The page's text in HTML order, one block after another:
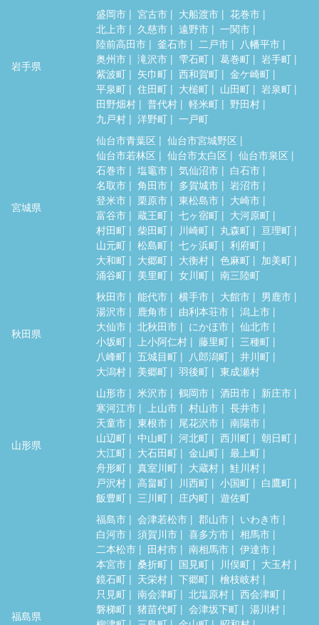
岩手県
盛岡市 宮古市 大船渡市
花巻市
北上市
久慈市 遠野市
一関市
陸前高田市
釜石市 二戸市
八幡平市
奥州市
滝沢市 雫石町 葛巻町
岩手町
紫波町
矢巾町 西和賀町
金ケ崎町
平泉町
住田町 大槌町 山田町
岩泉町
田野畑村
普代村 軽米町
野田村
九戸村
洋野町 一戸町
宮城県
仙台市青葉区
仙台市宮城野区
仙台市若林区
仙台市太白区
仙台市泉区
石巻市
塩竈市 気仙沼市
白石市
名取市
角田市 多賀城市
岩沼市
登米市
栗原市 東松島市
大崎市
富谷市
蔵王町 七ヶ宿町
大河原町
村田町
柴田町 川崎町 丸森町
亘理町
山元町
松島町 七ヶ浜町
利府町
大和町
大郷町 大衡村 色麻町
加美町
涌谷町
美里町 女川町 南三陸町
秋田県
秋田市 能代市 横手市 大館市
男鹿市
湯沢市
鹿角市 由利本荘市
潟上市
大仙市
北秋田市 にかほ市
仙北市
小坂町
上小阿仁村 藤里町
三種町
八峰町
五城目町 八郎潟町
井川町
大潟村
美郷町 羽後町 東成瀬村
山形県
山形市 米沢市 鶴岡市 酒田市
新庄市
寒河江市
上山市 村山市
長井市
天童市
東根市 尾花沢市
南陽市
山辺町
中山町 河北町 西川町
朝日町
大江町
大石田町 金山町
最上町
舟形町
真室川町 大蔵村
鮭川村
戸沢村
高畠町 川西町 小国町
白鷹町
飯豊町
三川町 庄内町 遊佐町
福島県
福島市 会津若松市 郡山市
いわき市
白河市
須賀川市 喜多方市
相馬市
二本松市
田村市 南相馬市
伊達市
本宮市
桑折町 国見町 川俣町
大玉村
鏡石町
天栄村 下郷町
檜枝岐村
只見町
南会津町 北塩原村
西会津町
磐梯町
猪苗代町 会津坂下町
湯川村